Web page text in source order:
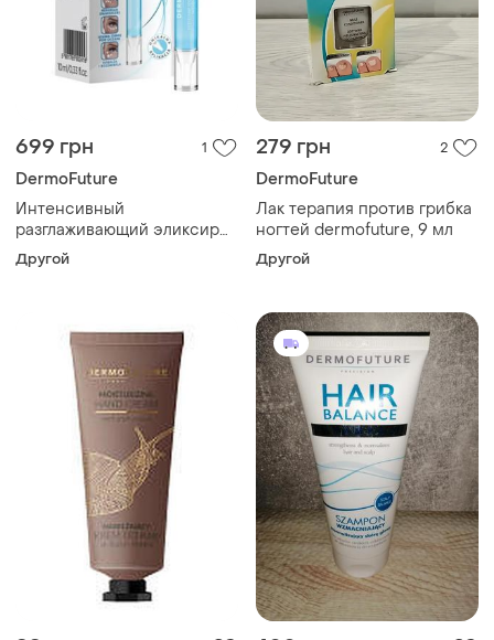
699 грн 1
DermoFuture
Интенсивный
разглаживающий эликсир
для глаз dermofuture, 10 мл
Другой
279 грн 2
DermoFuture
Лак терапия против грибка
ногтей dermofuture, 9 мл
Другой